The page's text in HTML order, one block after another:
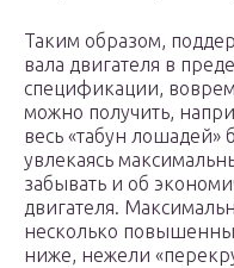
Таким образом,
вала двигателя в
спецификации,
можно получить,
весь «табун лошадей»
увлекаясь
забывать и об
двигателя.
несколько
ниже, нежели